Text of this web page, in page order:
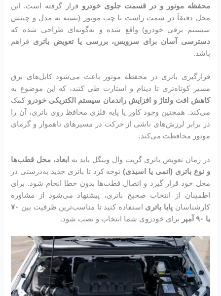
محفظه موتور و در قسمت جلوی خودرو قرار گرفته است. این
محل دقیقاً در سمت راست یا چپ موتور (بسته به مدل و چینش
سیستم برقی خودرو) واقع شده و به‌گونه‌ای طراحی شده که
دسترسی آسان برای سرویس، بررسی یا تعویض باتری فراهم
باشد.
قرارگیری باتری در محفظه موتور باعث می‌شود کابل‌های برق
مسیر کوتاه‌تری تا دینام و استارت طی کنند، که این موضوع به
کاهش افت ولتاژ و افزایش راندمان سیستم الکتریکی خودرو کمک
می‌کند. همچنین وجود کاور یا پایه فلزی محافظ روی باتری، آن را
در برابر لرزش‌های ناشی از حرکت در مسیرهای ناهموار و گرمای
موتور محافظت می‌کند.
در زمان تعویض باتری گریت وال وینگل باید به
ابعاد، محل قطب‌ها
و نوع باتری (اتمی یا اسیدی)توجه کرد تا باتری جدید به‌درستی در
محل خود قرار گیرد و اتصال قطب‌ها بدون خطا انجام شود. برای
اطمینان از انتخاب صحیح باتری، پیشنهاد می‌شود از مشاوره
کارشناسان پایا باتری استفاده کنید تا مناسب‌ترین ظرفیت بین ۷۰
یا ۹۰ آمپر
برای خودروی شما انتخاب و نصب شود.